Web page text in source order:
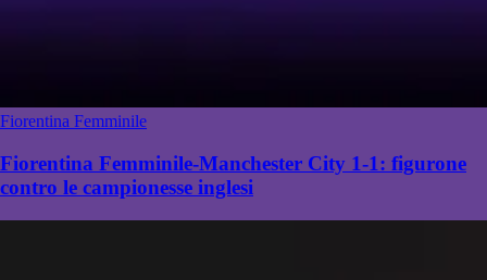
Fiorentina Femminile
Fiorentina Femminile-Manchester City 1-1: figurone
contro le campionesse inglesi